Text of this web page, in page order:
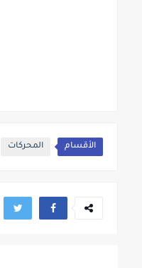
الأقسام المحركات